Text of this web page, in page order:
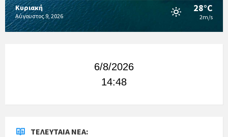
Κυριακή
Αύγουστος 9, 2026
28°C
2m/s
6/8/2026
14:48
ΤΕΛΕΥΤΑΊΑ ΝΈΑ: